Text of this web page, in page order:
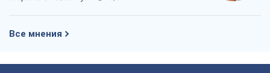
Все мнения